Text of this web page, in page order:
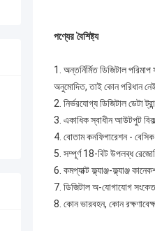
পণ্যের বৈশিষ্ট্য
1. অন্তর্নির্মিত ডিজিটাল
অনুমোদিত, তাই কোন পরিধান
2. নির্ভরযোগ্য ডিজিটাল ডেটা
3. একাধিক স্বাধীন আউটপুট
4. বোতাম কনফিগারেশন -
5. সম্পূর্ণ 18-বিট উপলব্ধ
6. কমপ্যাক্ট ফ্ল্যাঞ্জ-ফ্ল্যাঞ্জ
7. ডিজিটাল অ-যোগাযোগ
8. কোন ভারবহন, কোন